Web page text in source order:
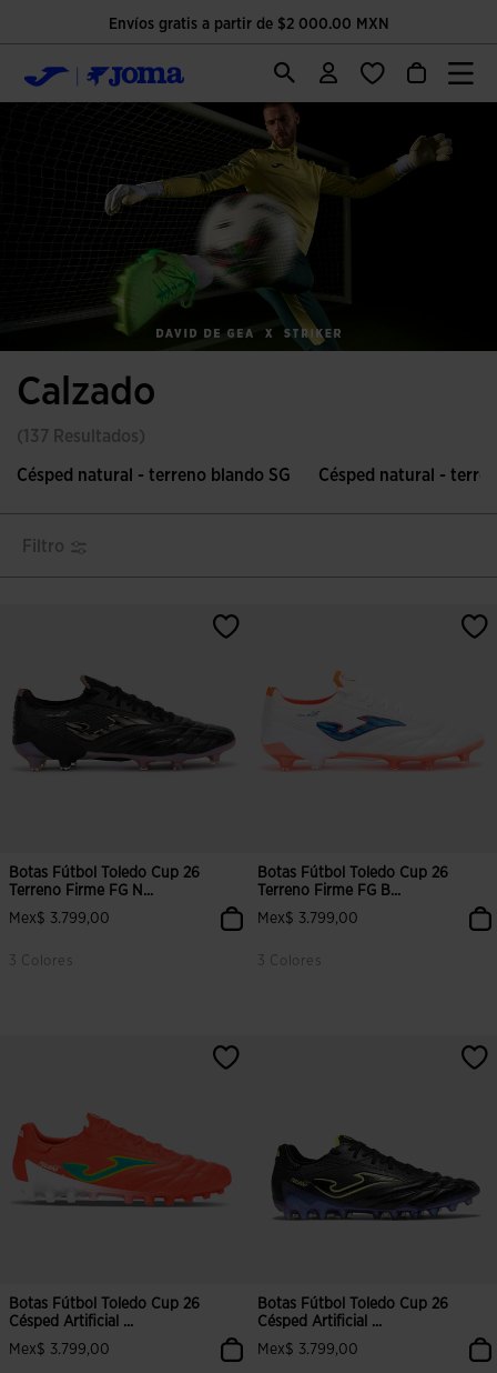
Envíos gratis a partir de $2 000.00 MXN
Calzado
(137 Resultados)
Césped natural - terreno blando SG Césped natural -
Filtro
Botas Fútbol Toledo Cup 26
Terreno Firme FG N...
Mex$ 3.799,00
3 Colores
5 sobre 5 de valoración de clientes
Botas Fútbol Toledo Cup 26
Terreno Firme FG B...
Mex$ 3.799,00
3 Colores
3.3 sobre 5 de valoración de
Botas Fútbol Toledo Cup 26
Césped Artificial ...
Mex$ 3.799,00
Botas Fútbol Toledo Cup 26
Césped Artificial ...
Mex$ 3.799,00